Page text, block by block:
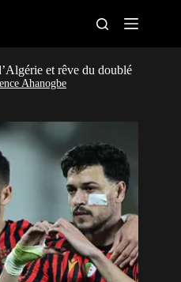
féminine
sportifs
et rêve du doublé
Ahanogbe